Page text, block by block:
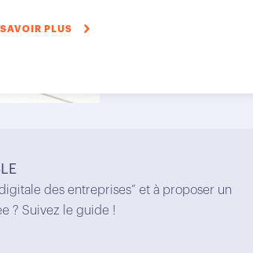
SAVOIR PLUS
des entreprises” et à proposer un
? Suivez le guide !